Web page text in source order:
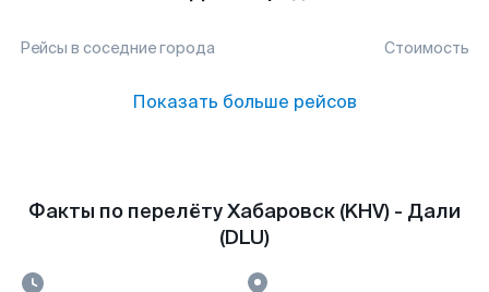
Рейсы в соседние города Стоимость
Показать больше рейсов
Факты по перелёту Хабаровск (KHV) - Дали
(DLU)